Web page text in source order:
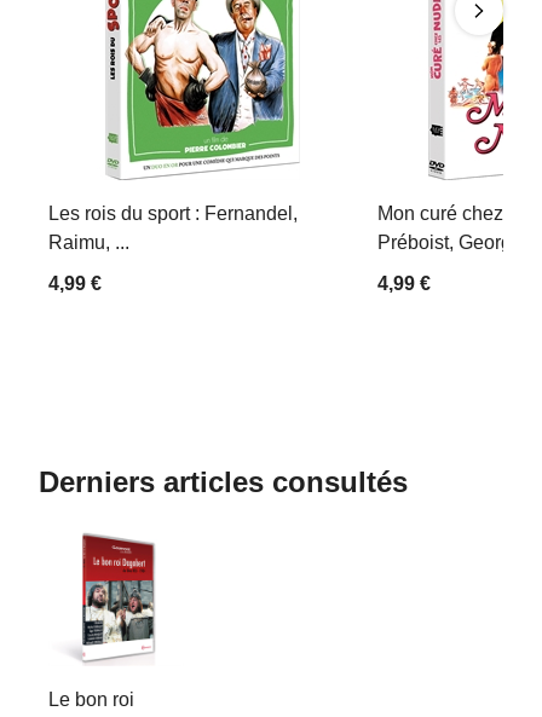
Les rois du sport : Fernandel,
Raimu, ...
4,99 €
Mon curé chez les
Préboist, Georges
4,99 €
Derniers articles consultés
Le bon roi